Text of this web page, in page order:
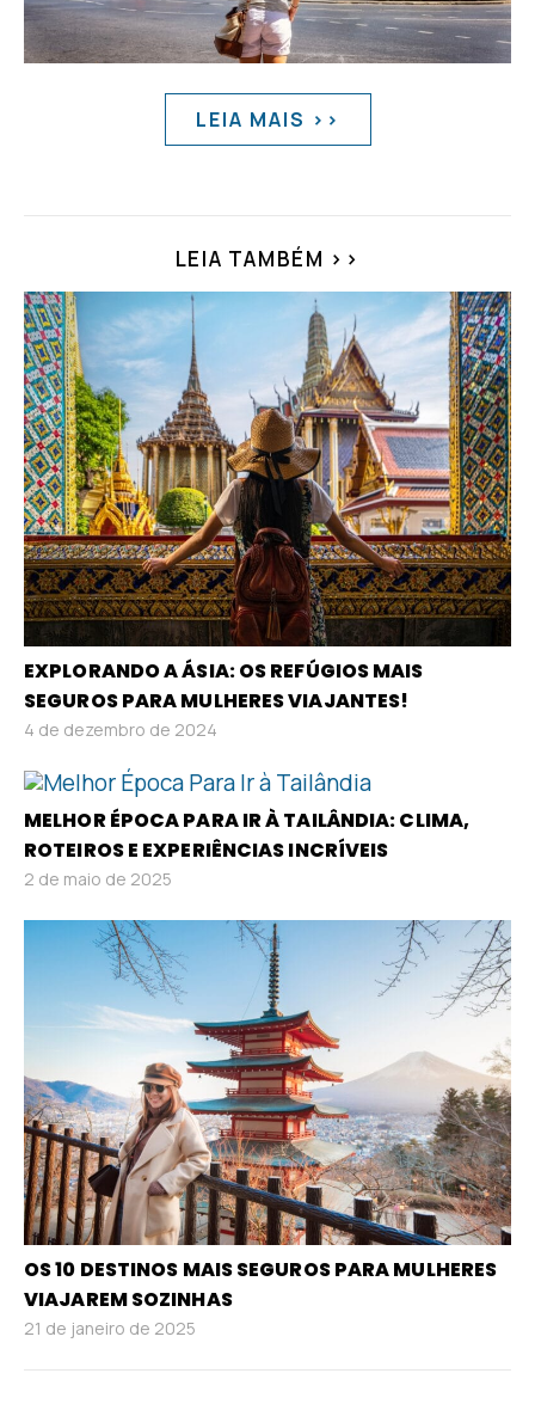
LEIA MAIS >>
LEIA TAMBÉM >>
EXPLORANDO A ÁSIA: OS REFÚGIOS MAIS
SEGUROS PARA MULHERES VIAJANTES!
4 de dezembro de 2024
MELHOR ÉPOCA PARA IR À TAILÂNDIA: CLIMA,
ROTEIROS E EXPERIÊNCIAS INCRÍVEIS
2 de maio de 2025
OS 10 DESTINOS MAIS SEGUROS PARA MULHERES
VIAJAREM SOZINHAS
21 de janeiro de 2025